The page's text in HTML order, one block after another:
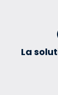
La